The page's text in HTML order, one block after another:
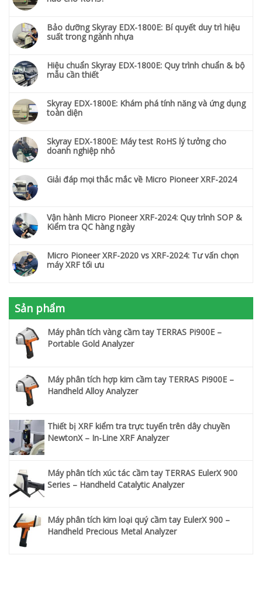
Bảo dưỡng Skyray EDX-1800E: Bí quyết duy trì hiệu
suất trong ngành nhựa
Hiệu chuẩn Skyray EDX-1800E: Quy trình chuẩn & bộ
mẫu cần thiết
Skyray EDX-1800E: Khám phá tính năng và ứng dụng
toàn diện
Skyray EDX-1800E: Máy test RoHS lý tưởng cho
doanh nghiệp nhỏ
Giải đáp mọi thắc mắc về Micro Pioneer XRF-2024
Vận hành Micro Pioneer XRF-2024: Quy trình SOP &
Kiểm tra QC hàng ngày
Micro Pioneer XRF-2020 vs XRF-2024: Tư vấn chọn
máy XRF tối ưu
Sản phẩm
Máy phân tích vàng cầm tay TERRAS Pi900E –
Portable Gold Analyzer
Máy phân tích hợp kim cầm tay TERRAS Pi900E –
Handheld Alloy Analyzer
Thiết bị XRF kiểm tra trực tuyến trên dây chuyền
NewtonX – In-Line XRF Analyzer
Máy phân tích xúc tác cầm tay TERRAS EulerX 900
Series – Handheld Catalytic Analyzer
Máy phân tích kim loại quý cầm tay EulerX 900 –
Handheld Precious Metal Analyzer